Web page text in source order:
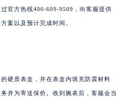
官方热线400-609-9509，向客服提供
案以及预计完成时间。
硬质表盒，并在表盒内填充防震材料
并为寄送保价。收到腕表后，客服会当